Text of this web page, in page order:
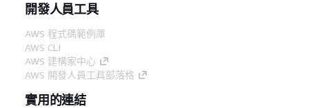
開發人員工具
AWS 程式碼範例庫
AWS CLI
AWS 建構家中心
AWS 開發人員工具部落格
實用的連結